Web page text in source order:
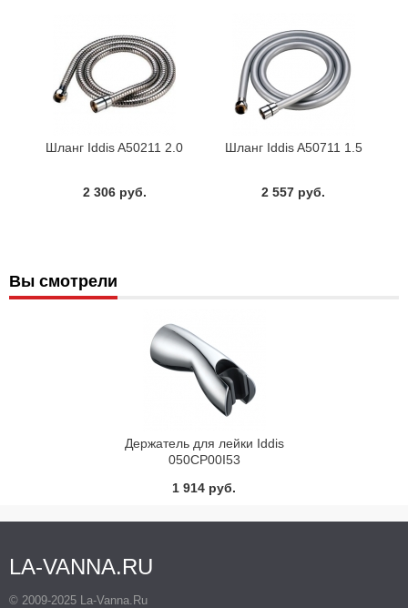
Шланг Iddis A50211 2.0
2 306 руб.
Шланг Iddis A50711 1.5
2 557 руб.
Вы смотрели
Держатель для лейки Iddis
050CP00I53
1 914 руб.
LA-VANNA.RU
© 2009-2025 La-Vanna.Ru